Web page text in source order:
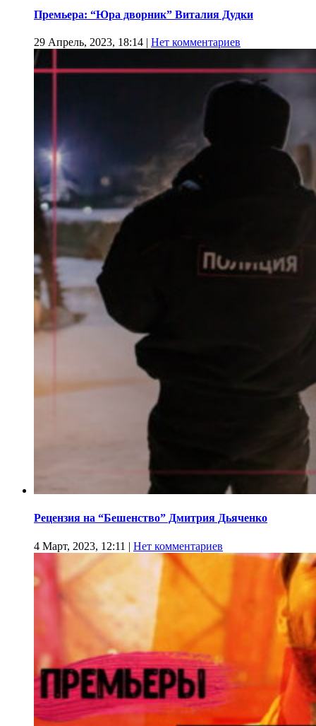
Премьера: “Юра дворник” Виталия Дудки
29 Апрель, 2023, 18:14 | Нет комментариев
Рецензия на “Бешенство” Дмитрия Дьяченко
4 Март, 2023, 12:11 | Нет комментариев